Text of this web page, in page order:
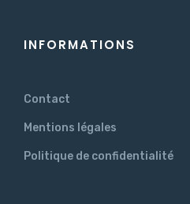
INFORMATIONS
Contact
Mentions légales
Politique de confidentialité